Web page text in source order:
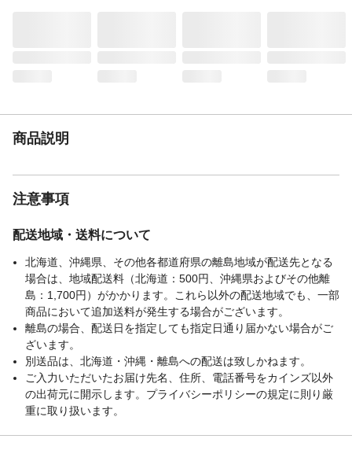
商品説明
注意事項
配送地域・送料について
北海道、沖縄県、その他各都道府県の離島地域が配送先となる
場合は、地域配送料（北海道：500円、沖縄県およびその他離
島：1,700円）がかかります。これら以外の配送地域でも、一部
商品において追加送料が発生する場合がございます。
離島の場合、配送日を指定しても指定日通り届かない場合がご
ざいます。
別送品は、北海道・沖縄・離島への配送は致しかねます。
ご入力いただいたお届け先名、住所、電話番号をカインズ以外
の出荷元に開示します。プライバシーポリシーの規定に則り厳
重に取り扱います。